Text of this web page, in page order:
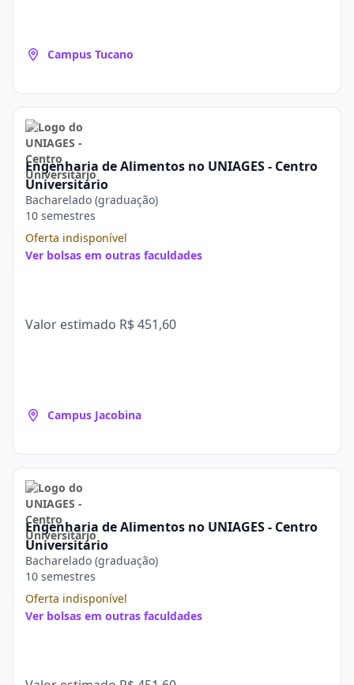
Campus Tucano
Engenharia de Alimentos no UNIAGES - Centro
Universitário
Bacharelado (graduação)
10 semestres
Oferta indisponível
Ver bolsas em outras faculdades
Valor estimado R$ 451,60
Campus Jacobina
Engenharia de Alimentos no UNIAGES - Centro
Universitário
Bacharelado (graduação)
10 semestres
Oferta indisponível
Ver bolsas em outras faculdades